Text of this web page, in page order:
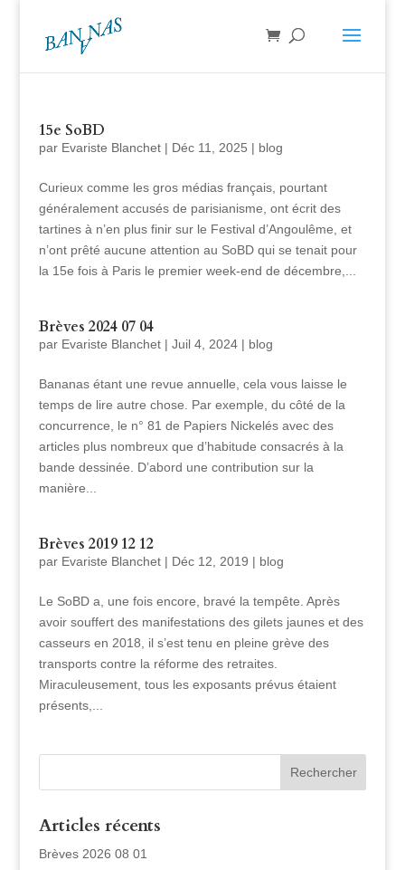
15e SoBD
par Evariste Blanchet| Déc 11, 2025 | blog
Curieux comme les gros médias français, pourtant
généralement accusés de parisianisme, ont écrit des
tartines à n’en plus finir sur le Festival d’Angoulême, et
n’ont prêté aucune attention au SoBD qui se tenait pour
la 15e fois à Paris le premier week-end de décembre,...
Brèves 2024 07 04
par Evariste Blanchet| Juil 4, 2024| blog
Bananas étant une revue annuelle, cela vous laisse le
temps de lire autre chose. Par exemple, du côté de la
concurrence, le n° 81 de Papiers Nickelés avec des
articles plus nombreux que d’habitude consacrés à la
bande dessinée. D’abord une contribution sur la
manière...
Brèves 2019 12 12
par Evariste Blanchet| Déc 12, 2019 | blog
Le SoBD a, une fois encore, bravé la tempête. Après
avoir souffert des manifestations des gilets jaunes et des
casseurs en 2018, il s’est tenu en pleine grève des
transports contre la réforme des retraites.
Miraculeusement, tous les exposants prévus étaient
présents,...
Articles récents
Brèves 2026 08 01